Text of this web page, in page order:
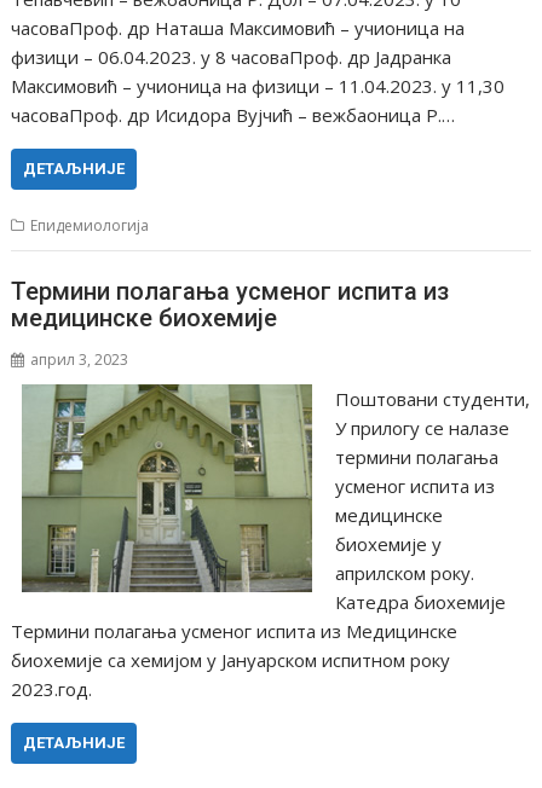
часоваПроф. др Наташа Максимовић – учионица на
физици – 06.04.2023. у 8 часоваПроф. др Јадранка
Максимовић – учионица на физици – 11.04.2023. у 11,30
часоваПроф. др Исидора Вујчић – вежбаоница Р.…
ДЕТАЉНИЈЕ
Епидемиологија
Термини полагања усменог испита из
медицинске биохемије
април 3, 2023
Поштовани студенти,
У прилогу се налазе
термини полагања
усменог испита из
медицинске
биохемије у
априлском року.
Катедра биохемије
Термини полагања усменог испита из Медицинске
биохемије са хемијом у Јануарском испитном року
2023.год.
ДЕТАЉНИЈЕ